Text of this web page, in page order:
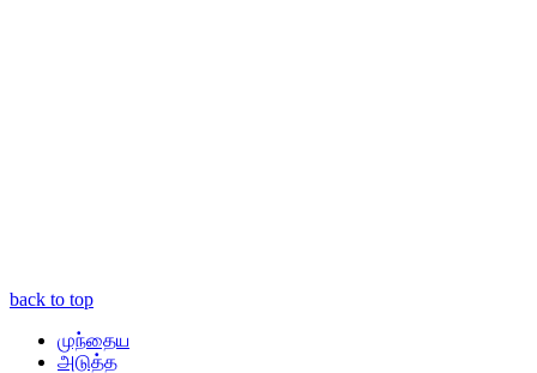
back to top
முந்தைய
அடுத்த